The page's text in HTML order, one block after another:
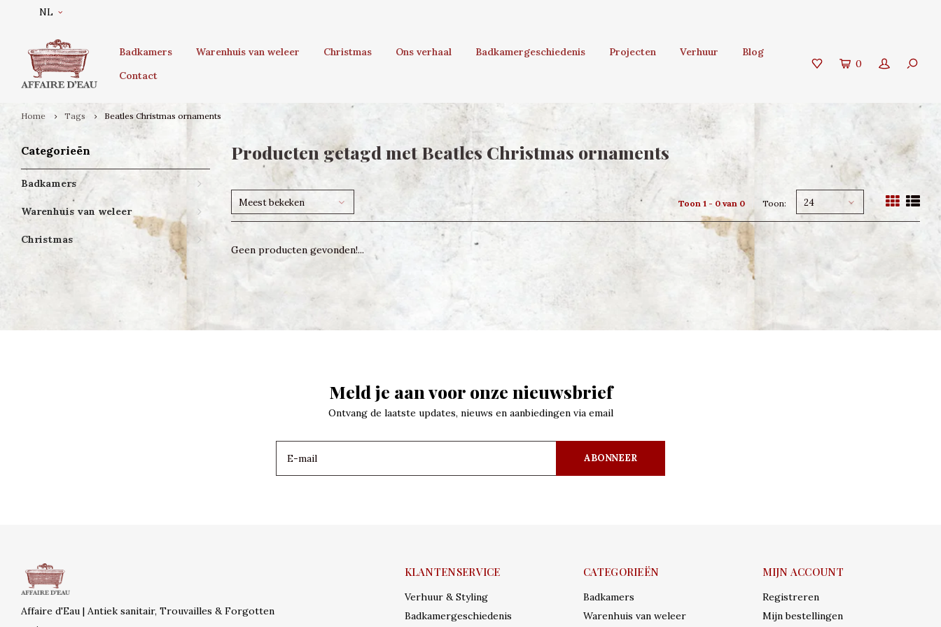
NL
Badkamers Warenhuis van weleer Christmas Ons verhaal Badkamergeschiedenis Projecten Verhuur
Blog
Contact
0
Home Tags Beatles Christmas ornaments
Categorieën
Badkamers
Warenhuis van weleer
Christmas
Producten getagd met Beatles Christmas ornaments
Meest bekeken Toon 1 - 0 van 0 Toon: 24
Geen producten gevonden!...
Meld je aan voor onze nieuwsbrief
Ontvang de laatste updates, nieuws en aanbiedingen via email
ABONNEER
Affaire d'Eau | Antiek sanitair, Trouvailles & Forgotten
KLANTENSERVICE
Verhuur & Styling
Badkamergeschiedenis
CATEGORIEËN
Badkamers
Warenhuis van weleer
MIJN ACCOUNT
Registreren
Mijn bestellingen